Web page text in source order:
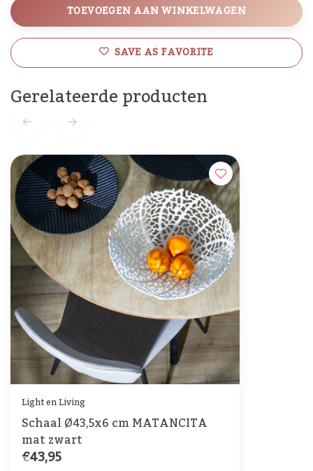
TOEVOEGEN AAN WINKELWAGEN
SAVE AS FAVORITE
Gerelateerde producten
Light en Living
Schaal Ø43,5x6 cm MATANCITA
mat zwart
€43,95